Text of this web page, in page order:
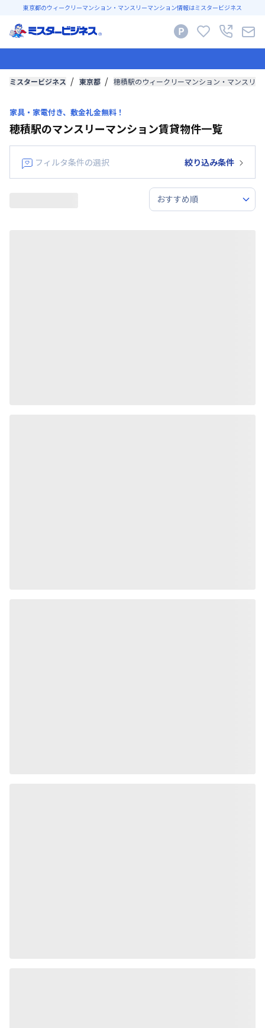
東京都のウィークリーマンション・マンスリーマンション情報はミスタービジネス
ミスタービジネス 東京都 穂積駅のウィークリーマンション・マンスリ
家具・家電付き、敷金礼金無料！
穂積駅のマンスリーマンション賃貸物件一覧
フィルタ条件の選択 絞り込み条件